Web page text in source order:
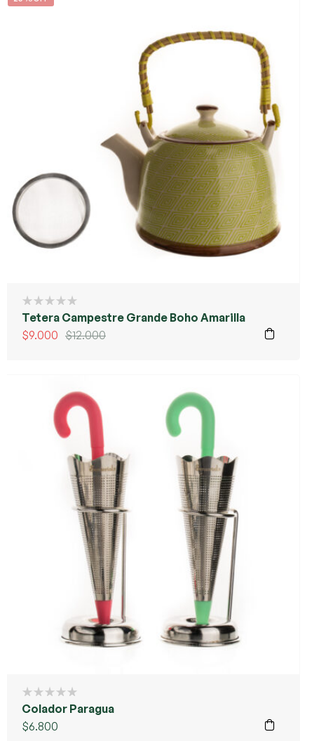
Tetera Campestre Grande Boho Amarilla
$12.000
$9.000
Colador Paragua
$6.800